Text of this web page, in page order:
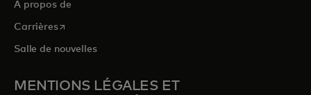
À propos de
Carrièress’ouvre dans un nouvel onglet
Salle de nouvelles
MENTIONS LÉGALES ET